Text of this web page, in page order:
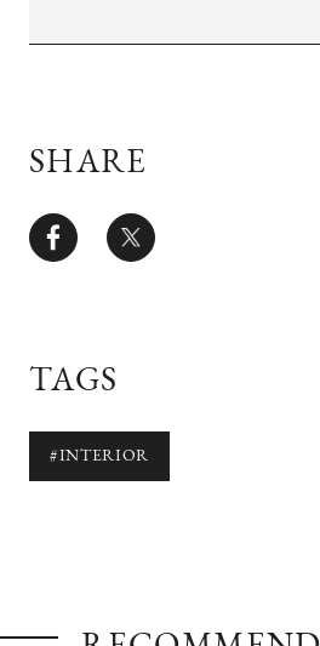
SHARE
TAGS
#INTERIOR